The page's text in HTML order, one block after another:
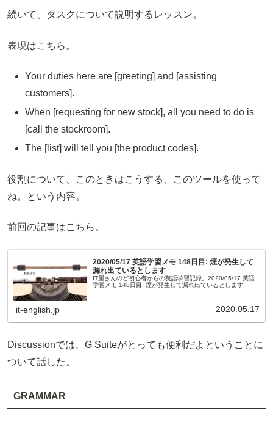
続いて、タスクについて説明するレッスン。
表現はこちら。
Your duties here are [greeting] and [assisting
customers].
When [requesting for new stock], all you need to do is
[call the stockroom].
The [list] will tell you [the product codes].
役割について、このときはこうする、このツールを使って
ね。という内容。
前回の記事はこちら。
2020/05/17 英語学習メモ 148日目: 煙が発生して
漏れ出ているとします
IT屋さんのど初心者からの英語学習記録。2020/05/17 英語
学習メモ 148日目: 煙が発生して漏れ出ているとします
it-english.jp 2020.05.17
Discussionでは、G Suiteがとっても便利だよということに
ついて話した。
GRAMMAR